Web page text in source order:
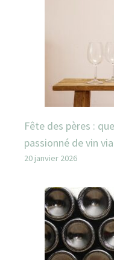
Fête des pères :
passionné de vin
20 janvier 2026